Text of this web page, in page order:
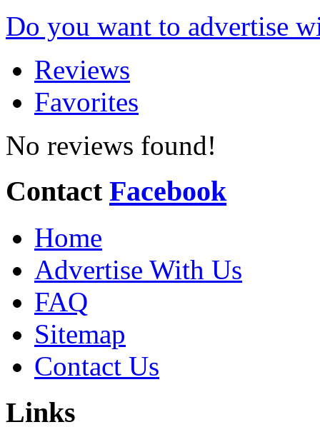
Do you want to advertise
Reviews
Favorites
No reviews found!
Contact Facebook
Home
Advertise With Us
FAQ
Sitemap
Contact Us
Links